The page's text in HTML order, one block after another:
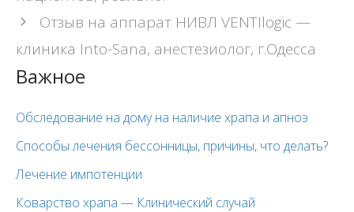
Отзыв на аппарат НИВЛ VENTIlogic —
клиника Into-Sana, анестезиолог, г.Одесса
Важное
Обследование на дому на наличие храпа и апноэ
Способы лечения бессонницы, причины, что делать?
Лечение импотенции
Коварство храпа — Клинический случай